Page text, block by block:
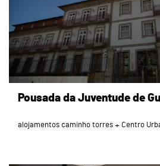
Pousada da Juventude de
alojamentos caminho torres Centro